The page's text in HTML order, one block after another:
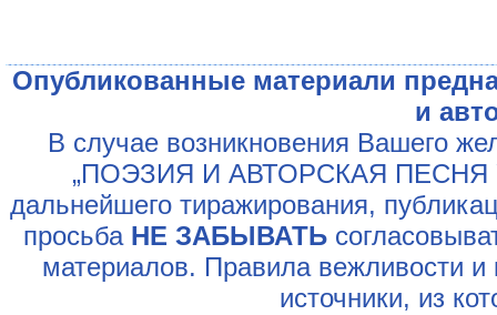
Опубликованные материали
и
В случае возникновения Вашего
„ПОЭЗИЯ И АВТОРСКАЯ ПЕСНЯ
дальнейшего тиражирования,
просьба НЕ ЗАБЫВАТЬ
материалов. Правила вежливости и
источники, из